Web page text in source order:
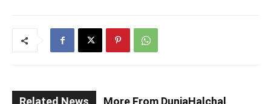
Related News More From DuniaHalchal